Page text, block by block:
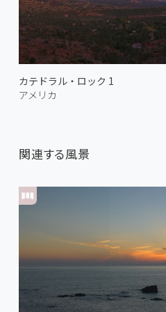
カテドラル・ロック 1
アメリカ
関連する風景